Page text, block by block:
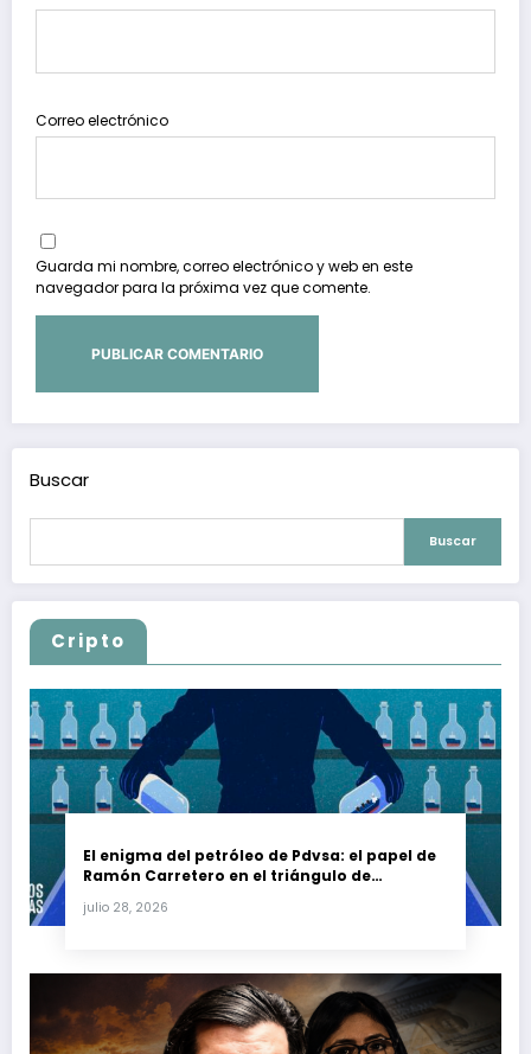
Correo electrónico
Guarda mi nombre, correo electrónico y web en este
navegador para la próxima vez que comente.
Buscar
Buscar
Cripto
El enigma del petróleo de Pdvsa: el papel de
Ramón Carretero en el triángulo de
julio 28, 2026